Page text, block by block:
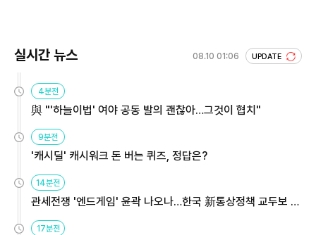
실시간 뉴스 08.10 01:06 UPDATE
4분전
與 "'하늘이법' 여야 공동 발의 괜찮아…그것이 협치"
9분전
'캐시딜' 캐시워크 돈 버는 퀴즈, 정답은?
14분전
관세전쟁 '엔드게임' 윤곽 나오나…한국 新통상정책 교두보 활
용해야
17분전